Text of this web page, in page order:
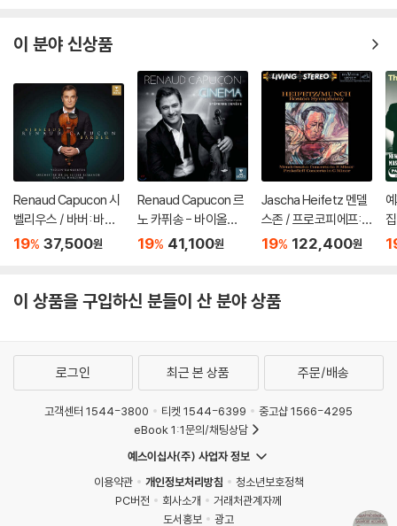
n: Romances For) [L
이 분야 신상품
Renaud Capucon 시
벨리우스 / 바버: 바이
올린 협주곡 (Sibelius
d]
19% 37,500원
Renaud Capucon 르
노 카퓌송 - 바이올린
으로 연주한 영화음악
19% 41,100원
Jascha Heifetz 멘델
스존 / 프로코피에프:
바이올린 협주곡 - 야
19% 122,400원
이 상품을 구입하신 분들이 산 분야 상품
로그인 최근 본 상품 주문/배송
고객센터 1544-3800 티켓 1544-6399
중고샵 1566-4295
eBook 1:1문의/채팅상담
예스이십사(주) 사업자 정보
이용약관
개인정보처리방침
청소년보호정책
PC버전
회사소개
거래처관계자께
도서홍보
광고